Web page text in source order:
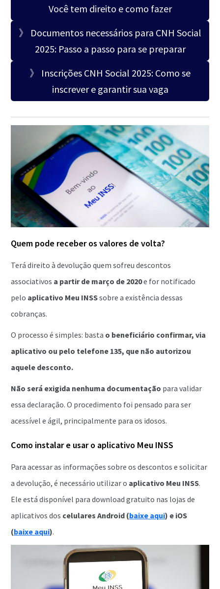
Você tem direito e como fazer
》 Documentos necessários para CNH Social
2025: Passo a passo para se preparar
》 Inscrições CNH Social 2025: Como se
inscrever e garantir sua vaga
Quem pode receber os valores de volta?
Terá direito à devolução quem sofreu descontos
associativos a partir de março de 2020e for notificado
pelo aplicativo Meu INSSsobre a existência dessas
cobranças.
O processo é simples: basta o beneficiário confirmar, via
aplicativo ou pelo telefone 135, que não autorizou
aquele desconto.
Não será exigida nenhuma documentação para validar
essa declaração. O procedimento foi pensado para ser
acessível e ágil, principalmente para os idosos.
Como instalar e usar o aplicativo Meu INSS
Para acessar as informações sobre os descontos e solicitar
a devolução, é necessário utilizar o aplicativo Meu INSS.
Ele está disponível para download gratuito nas lojas de
aplicativos dos celulares Android (baixe aqui) e iOS
(baixe aqui).